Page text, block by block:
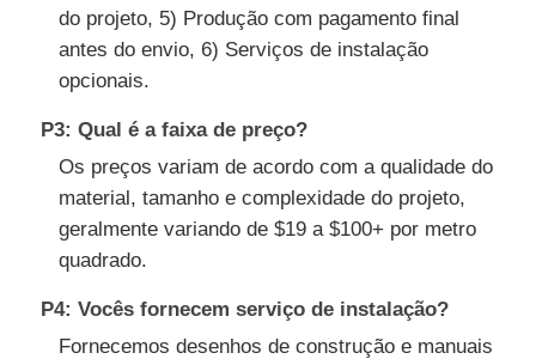
do projeto, 5) Produção com pagamento final
antes do envio, 6) Serviços de instalação
opcionais.
P3: Qual é a faixa de preço?
Os preços variam de acordo com a qualidade do
material, tamanho e complexidade do projeto,
geralmente variando de $19 a $100+ por metro
quadrado.
P4: Vocês fornecem serviço de instalação?
Fornecemos desenhos de construção e manuais